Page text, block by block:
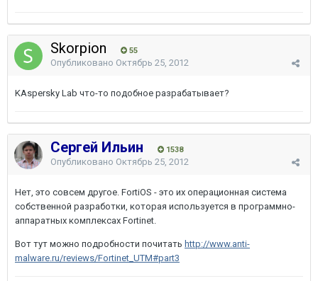
Skorpion 55
Опубликовано Октябрь 25, 2012
KAspersky Lab что-то подобное разрабатывает?
Сергей Ильин 1538
Опубликовано Октябрь 25, 2012
Нет, это совсем другое. FortiOS - это их операционная система
собственной разработки, которая используется в программно-
аппаратных комплексах Fortinet.
Вот тут можно подробности почитать http://www.anti-
malware.ru/reviews/Fortinet_UTM#part3